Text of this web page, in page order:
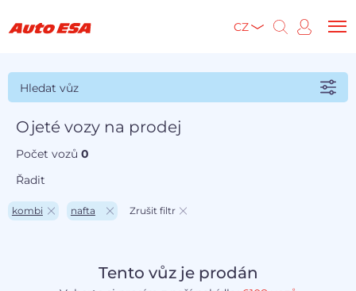
CZ
Hledat vůz
Ojeté vozy na prodej
Počet vozů0
Řadit
kombi nafta Zrušit filtr
Tento vůz je prodán